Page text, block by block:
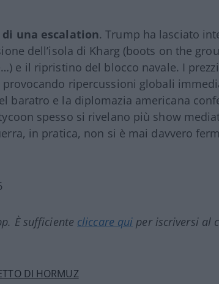
una escalation. Trump ha lasciato
dell’isola di Kharg (boots on the
e il ripristino del blocco navale. I
ripercussioni globali
baratro e la diplomazia americana
spesso si rivelano più show
in pratica, non si è mai davvero
È sufficiente cliccare qui per iscriversi al
DI HORMUZ